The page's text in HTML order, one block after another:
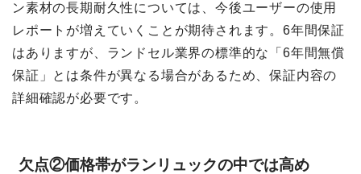
ン素材の長期耐久性については、今後ユーザーの使用
レポートが増えていくことが期待されます。6年間保証
はありますが、ランドセル業界の標準的な「6年間無償
保証」とは条件が異なる場合があるため、保証内容の
詳細確認が必要です。
欠点②価格帯がランリュックの中では高め